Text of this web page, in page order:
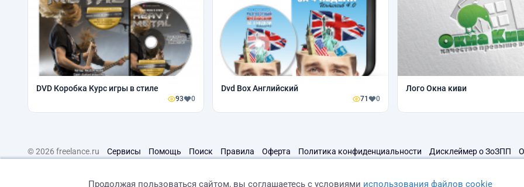
DVD Коробка Курс игры в стиле
93 0
Dvd Box Английский
71 0
Лого Окна киви
© 2026 freelance.ru Сервисы Помощь Поиск Правила Оферта Политика конфиденциальности Дисклеймер о ЗоЗПП
Продолжая пользоваться сайтом, вы соглашаетесь с условиями использования файлов cookie